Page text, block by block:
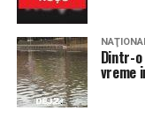
Dintr-o
vreme